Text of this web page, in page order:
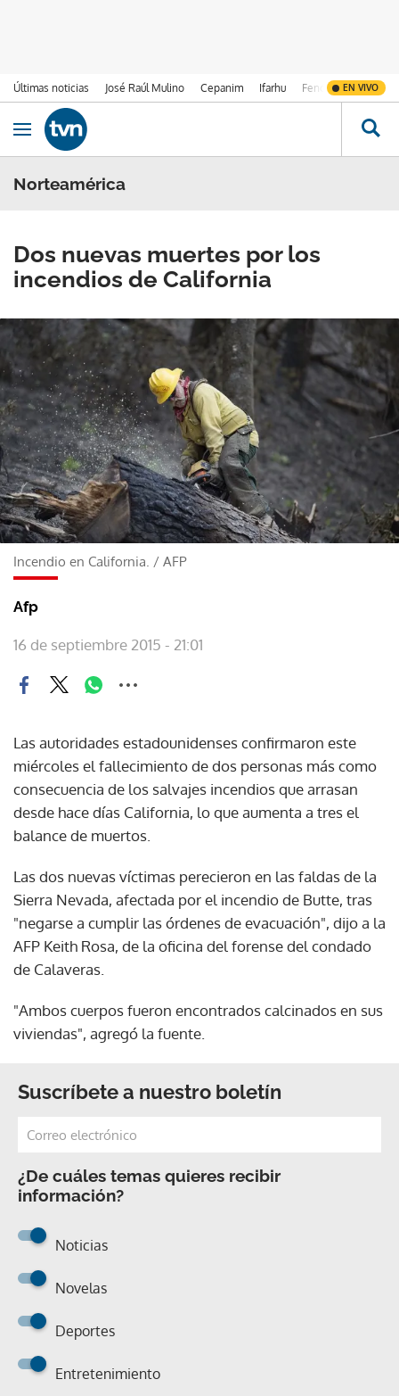
Últimas noticias José Raúl Mulino Cepanim Ifarhu Fenómeno de El
EN VIVO
Ir al contenido
Obrir navegació
Norteamérica
Dos nuevas muertes por los
incendios de California
Incendio en California. / AFP
Afp
16 de septiembre 2015 - 21:01
Las autoridades estadounidenses confirmaron este
miércoles el fallecimiento de dos personas más como
consecuencia de los salvajes incendios que arrasan
desde hace días California, lo que aumenta a tres el
balance de muertos.
Las dos nuevas víctimas perecieron en las faldas de la
Sierra Nevada, afectada por el incendio de Butte, tras
"negarse a cumplir las órdenes de evacuación", dijo a la
AFP Keith Rosa, de la oficina del forense del condado
de Calaveras.
"Ambos cuerpos fueron encontrados calcinados en sus
viviendas", agregó la fuente.
Suscríbete a nuestro boletín
¿De cuáles temas quieres recibir
información?
Noticias
Novelas
Deportes
Entretenimiento